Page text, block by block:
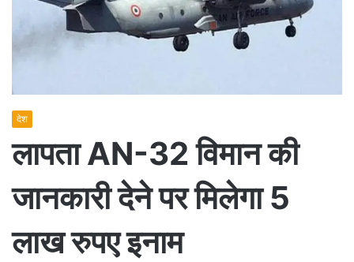
देश
लापता AN-32 विमान की
जानकारी देने पर मिलेगा 5
लाख रुपए इनाम